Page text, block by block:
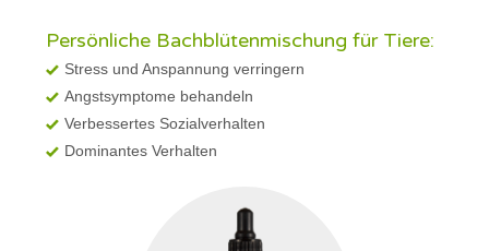
Persönliche Bachblütenmischung für Tiere:
Stress und Anspannung verringern
Angstsymptome behandeln
Verbessertes Sozialverhalten
Dominantes Verhalten